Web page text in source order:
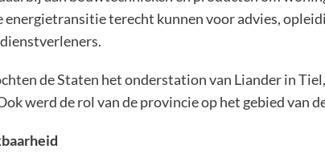
terecht kunnen voor advies,
de Staten het onderstation van Liander in
werd de rol van de provincie op het gebied van